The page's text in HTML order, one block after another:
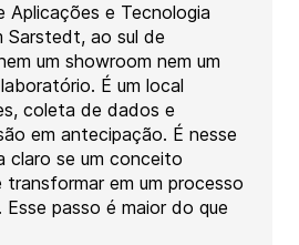
Aplicações e Tecnologia
Sarstedt, ao sul de
um showroom nem um
É um local
coleta de dados e
em antecipação. É nesse
claro se um conceito
em um processo
passo é maior do que